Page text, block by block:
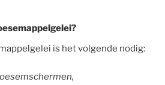
is het volgende nodig: